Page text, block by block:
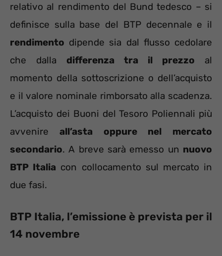
relativo al rendimento del Bund tedesco – si
definisce sulla base del BTP decennale e il
rendimento dipende sia dal flusso cedolare
che dalla differenza tra il prezzo al
momento della sottoscrizione o dell’acquisto
e il valore nominale rimborsato alla scadenza.
L’acquisto dei Buoni del Tesoro Poliennali più
avvenire all’asta oppure nel mercato
secondario. A breve sarà emesso un nuovo
BTP Italia con collocamento sul mercato in
due fasi.
BTP Italia, l’emissione è prevista per il
14 novembre